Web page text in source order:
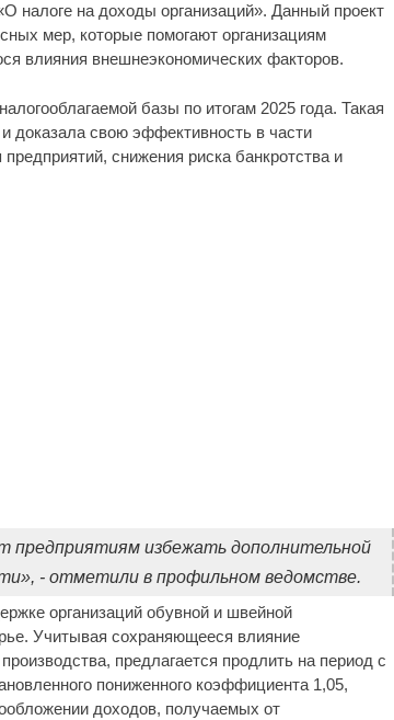
налоге на доходы организаций». Данный проект
мер, которые помогают организациям
влияния внешнеэкономических факторов.
базы по итогам 2025 года. Такая
доказала свою эффективность в части
снижения риска банкротства и
предприятиям избежать дополнительной
- отметили в профильном ведомстве.
организаций обувной и швейной
Учитывая сохраняющееся влияние
предлагается продлить на период с
пониженного коэффициента 1,05,
доходов, получаемых от